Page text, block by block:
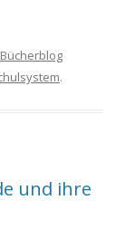
Bücherblog
.
und ihre